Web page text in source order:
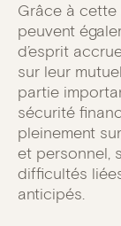
Grâce à cette
peuvent
d’esprit
sur leur
partie
sécurité
pleinement
et personnel,
difficultés
anticipés.